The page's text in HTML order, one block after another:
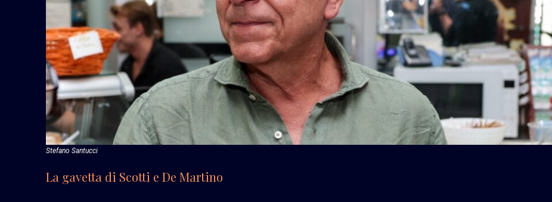
Stefano Santucci
La gavetta di Scotti e De Martino